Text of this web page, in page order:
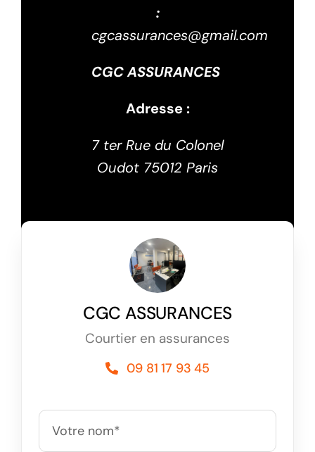
:
cgcassurances@gmail.com
CGC ASSURANCES
Adresse :
7 ter Rue du Colonel
Oudot 75012 Paris
CGC ASSURANCES
Courtier en assurances
09 81 17 93 45